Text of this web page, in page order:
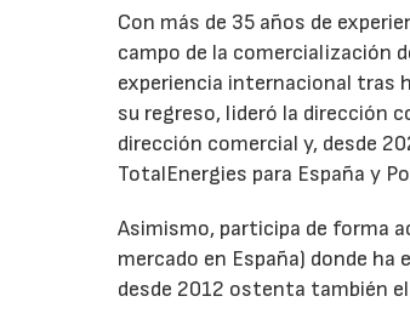
Con más de 35 años de
campo de la comercialización
experiencia internacional tras
su regreso, lideró la dirección
dirección comercial y, desde
TotalEnergies para España y
Asimismo, participa de forma
mercado en España) donde
desde 2012 ostenta también